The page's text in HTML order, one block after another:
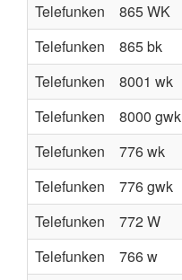
Telefunken
865 WK
Telefunken
865 bk
Telefunken
8001 wk
Telefunken
8000 gwk
Telefunken
776 wk
Telefunken
776 gwk
Telefunken
772 W
Telefunken
766 w